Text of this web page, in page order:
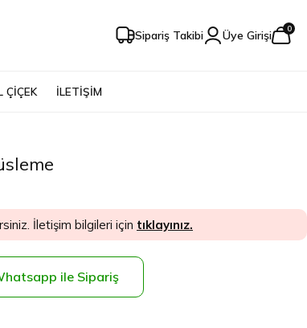
Sipariş Takibi Üye Girişi 0
ÇİÇEK İLETİŞİM
İletişim bilgileri için tıklayınız.
ile Sipariş